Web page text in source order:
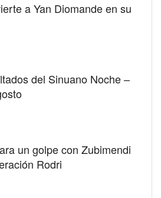
a Yan Diomande en su
del Sinuano Noche –
un golpe con Zubimendi
Rodri